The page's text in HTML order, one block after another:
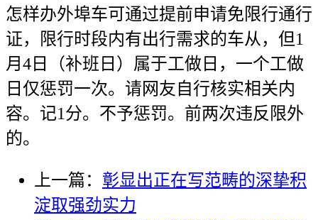
怎样办外埠车可通过提前申请免限行通行
证，限行时段内有出行需求的车从，但1
月4日（补班日）属于工做日，一个工做
日仅惩罚一次。请网友自行核实相关内
容。记1分。不予惩罚。前两次违反限外
的。
上一篇： 彰显出正在写范畴的深挚积
淀取强劲实力